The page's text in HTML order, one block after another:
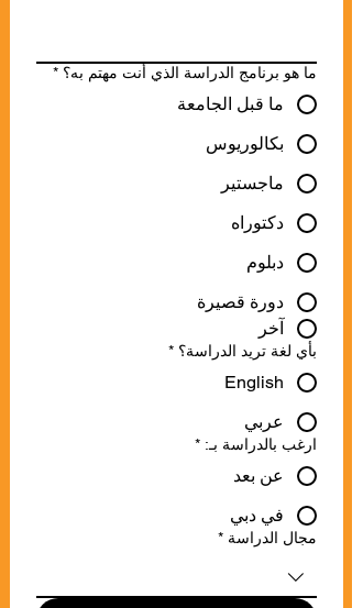
ما هو برنامج الدراسة الذي أنت مهتم به؟ *
ما قبل الجامعة
بكالوريوس
ماجستير
دكتوراه
دبلوم
دورة قصيرة
آخر
بأي لغة تريد الدراسة؟ *
English
عربي
ارغب بالدراسة بـ: *
عن بعد
في دبي
مجال الدراسة *